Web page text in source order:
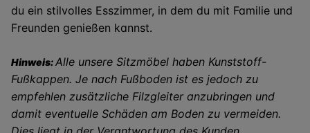
du ein stilvolles Esszimmer, in dem du mit Familie und
Freunden genießen kannst.
Hinweis:Alle unsere Sitzmöbel haben Kunststoff-
Fußkappen. Je nach Fußboden ist es jedoch zu
empfehlen zusätzliche Filzgleiter anzubringen und
damit eventuelle Schäden am Boden zu vermeiden.